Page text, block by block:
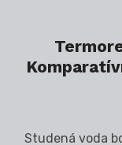
Studená voda